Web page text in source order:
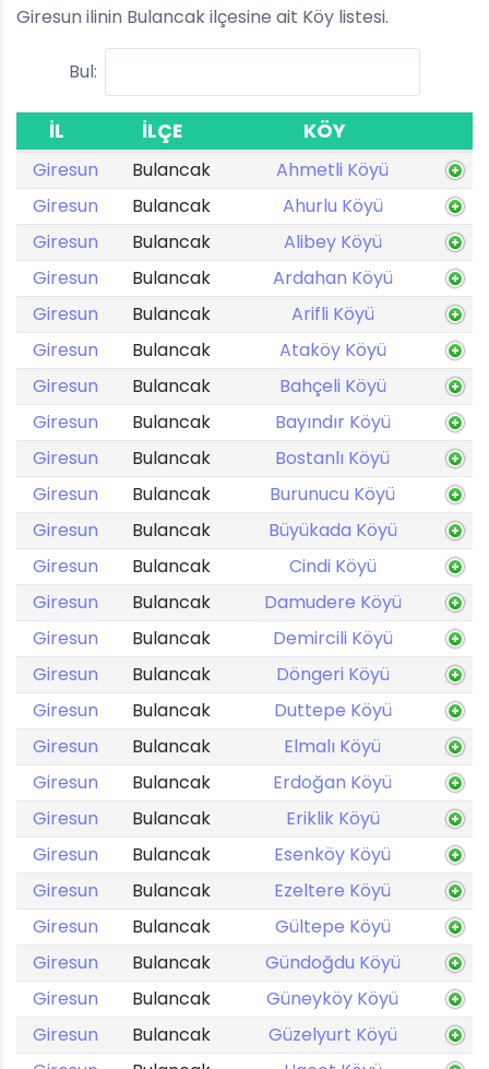
Giresun ilinin Bulancak ilçesine ait Köy listesi.
Bul:
İL İLÇE KÖY
Giresun Bulancak
Ahmetli Köyü
Giresun
Bulancak
Ahurlu Köyü
Giresun
Bulancak
Alibey Köyü
Giresun
Bulancak
Ardahan Köyü
Giresun
Bulancak
Arifli Köyü
Giresun
Bulancak
Ataköy Köyü
Giresun
Bulancak
Bahçeli Köyü
Giresun
Bulancak
Bayındır Köyü
Giresun
Bulancak
Bostanlı Köyü
Giresun
Bulancak
Burunucu Köyü
Giresun
Bulancak
Büyükada Köyü
Giresun
Bulancak
Cindi Köyü
Giresun
Bulancak
Damudere Köyü
Giresun
Bulancak
Demircili Köyü
Giresun
Bulancak
Döngeri Köyü
Giresun
Bulancak
Duttepe Köyü
Giresun
Bulancak
Elmalı Köyü
Giresun
Bulancak
Erdoğan Köyü
Giresun
Bulancak
Eriklik Köyü
Giresun
Bulancak
Esenköy Köyü
Giresun
Bulancak
Ezeltere Köyü
Giresun
Bulancak
Gültepe Köyü
Giresun
Bulancak
Gündoğdu Köyü
Giresun
Bulancak
Güneyköy Köyü
Giresun
Bulancak
Güzelyurt Köyü